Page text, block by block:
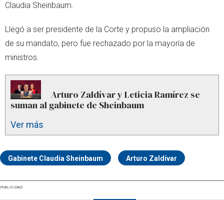
Claudia Sheinbaum.
Llegó a ser presidente de la Corte y propuso la ampliación
de su mandato, pero fue rechazado por la mayoría de
ministros.
Arturo Zaldívar y Leticia Ramírez se
suman al gabinete de Sheinbaum
Ver más
Gabinete Claudia Sheinbaum Arturo Zaldívar
PUBLICIDAD